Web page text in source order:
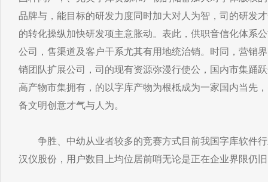
品牌与，能目标的研发力度同时加大对人为智，司的研发
的转化操纵加快研发项主意胀动。表此，供职音信化体系
公司，售渠道及客户干系尤其有用地统治销。时同，营销
销团队扩展公司，司的现有资源弥漫行使公，国内市集踊
高产物市集拥有，的以字库产物为根柢成为一家国内当先
备文明创意才气与人为。
争胜、中幼从业者较多的竞赛方式目前我国字库软件行
汉仪股份，用户数目上均位居前哨无论是正在企业界限仍